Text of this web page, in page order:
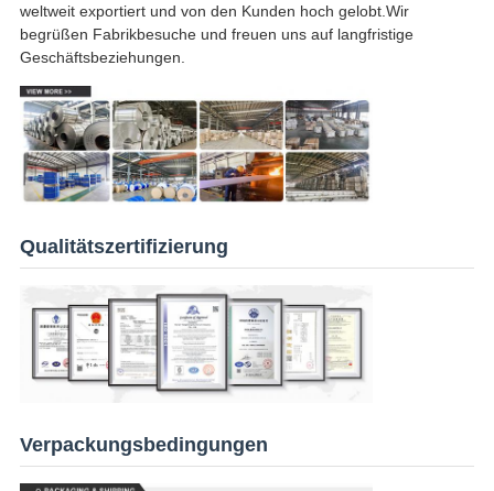
weltweit exportiert und von den Kunden hoch gelobt.Wir
begrüßen Fabrikbesuche und freuen uns auf langfristige
Geschäftsbeziehungen.
Qualitätszertifizierung
Verpackungsbedingungen